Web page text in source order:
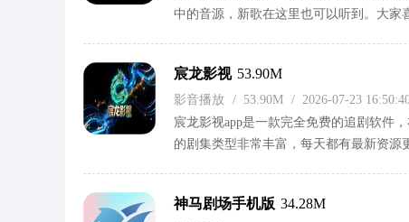
中的音源，新歌在这里也可以听到。大家
宸龙影视 53.90M
影音播放 / 53.90M / 2026-07-23
宸龙影视app是一款完全免费的追剧软件
的剧集类型非常丰富，每天都有最新资
神马剧场手机版 34.28M